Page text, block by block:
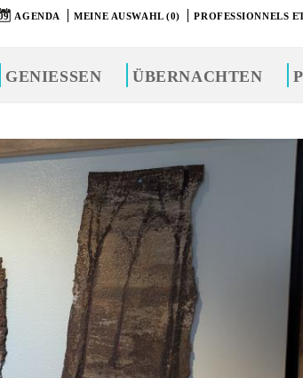
AGENDA MEINE AUSWAHL (0) PROFESSIONNELS
GENIESSEN ÜBERNACHTEN